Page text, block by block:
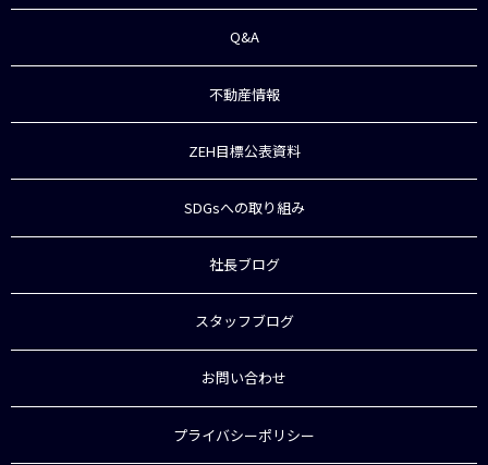
Q&A
不動産情報
ZEH目標公表資料
SDGsへの取り組み
社長ブログ
スタッフブログ
お問い合わせ
プライバシーポリシー